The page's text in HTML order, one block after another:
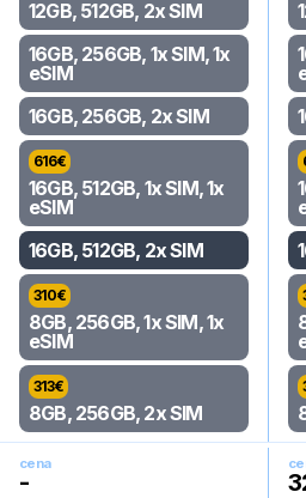
12GB, 512GB, 2x SIM
16GB, 256GB, 1x SIM, 1x
eSIM
16GB, 256GB, 2x SIM
616€
16GB, 512GB, 1x SIM, 1x
eSIM
16GB, 512GB, 2x SIM
310€
8GB, 256GB, 1x SIM, 1x
eSIM
313€
8GB, 256GB, 2x SIM
cena
-